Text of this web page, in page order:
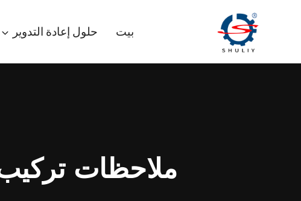
بيت حلول إعادة التدوير
ملاحظات تركيب